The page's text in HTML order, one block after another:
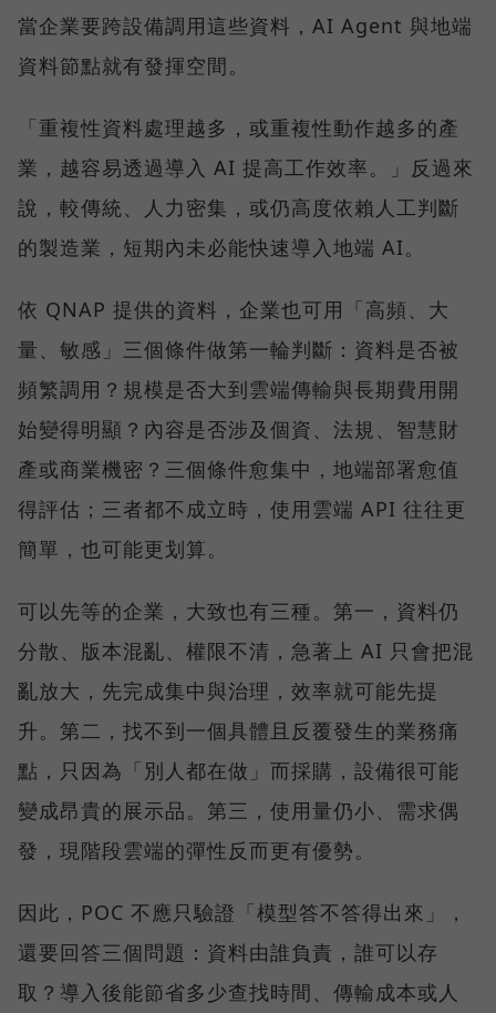
當企業要跨設備調用這些資料，AI Agent 與地端
資料節點就有發揮空間。
「重複性資料處理越多，或重複性動作越多的產
業，越容易透過導入 AI 提高工作效率。」反過來
說，較傳統、人力密集，或仍高度依賴人工判斷
的製造業，短期內未必能快速導入地端 AI。
依 QNAP 提供的資料，企業也可用「高頻、大
量、敏感」三個條件做第一輪判斷：資料是否被
頻繁調用？規模是否大到雲端傳輸與長期費用開
始變得明顯？內容是否涉及個資、法規、智慧財
產或商業機密？三個條件愈集中，地端部署愈值
得評估；三者都不成立時，使用雲端 API 往往更
簡單，也可能更划算。
可以先等的企業，大致也有三種。第一，資料仍
分散、版本混亂、權限不清，急著上 AI 只會把混
亂放大，先完成集中與治理，效率就可能先提
升。第二，找不到一個具體且反覆發生的業務痛
點，只因為「別人都在做」而採購，設備很可能
變成昂貴的展示品。第三，使用量仍小、需求偶
發，現階段雲端的彈性反而更有優勢。
因此，POC 不應只驗證「模型答不答得出來」，
還要回答三個問題：資料由誰負責，誰可以存
取？導入後能節省多少查找時間、傳輸成本或人